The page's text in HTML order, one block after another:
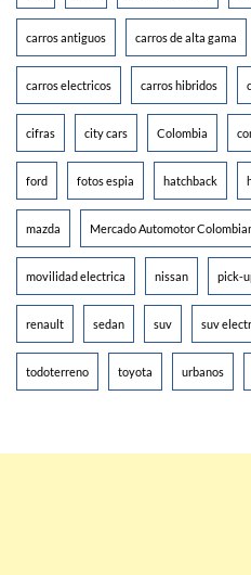
carros antiguos carros de alta gama
carros electricos carros hibridos
cifras city cars Colombia
ford fotos espia hatchback
mazda Mercado Automotor
movilidad electrica nissan pick-
renault sedan suv suv
todoterreno toyota urbanos